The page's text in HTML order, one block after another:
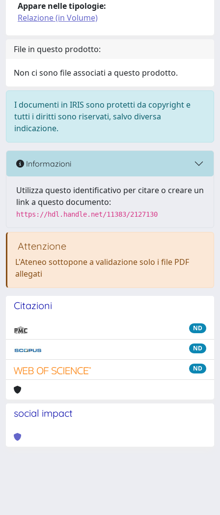
Appare nelle tipologie:
Relazione (in Volume)
File in questo prodotto:
Non ci sono file associati a questo prodotto.
I documenti in IRIS sono protetti da copyright e
tutti i diritti sono riservati, salvo diversa
indicazione.
Informazioni
Utilizza questo identificativo per citare o creare un
link a questo documento:
https://hdl.handle.net/11383/2127130
Attenzione
L'Ateneo sottopone a validazione solo i file PDF
allegati
Citazioni
ND
ND
ND
social impact